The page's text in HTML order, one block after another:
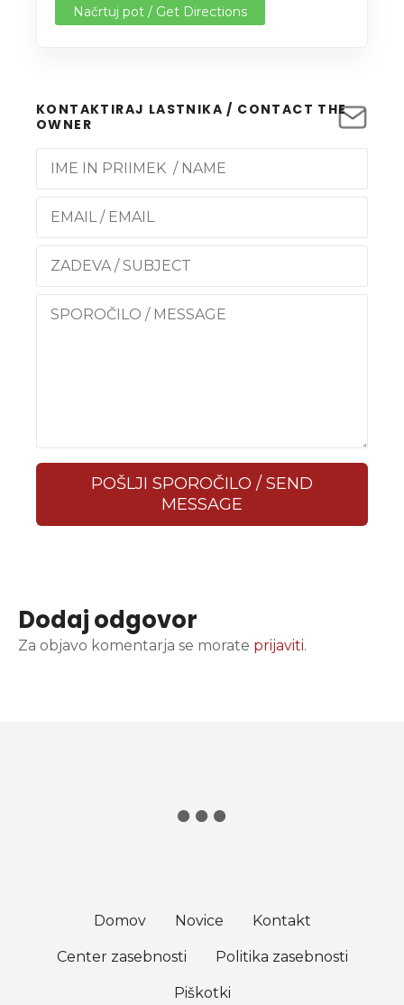
Načrtuj pot / Get Directions
KONTAKTIRAJ LASTNIKA / CONTACT THE
OWNER
POŠLJI SPOROČILO / SEND
MESSAGE
Dodaj odgovor
Za objavo komentarja se morate prijaviti.
Domov Novice Kontakt
Center zasebnosti Politika zasebnosti
Piškotki